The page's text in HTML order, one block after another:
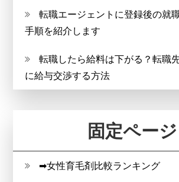
転職エージェントに登録後の就
手順を紹介します
転職したら給料は下がる？転職
に給与交渉する方法
固定ページ
➡女性育毛剤比較ランキング